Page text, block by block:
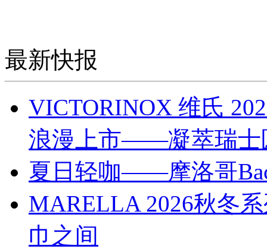
最新快报
VICTORINOX 维氏
浪漫上市——凝萃瑞士
夏日轻咖——摩洛哥
MARELLA 2026秋冬
巾之间